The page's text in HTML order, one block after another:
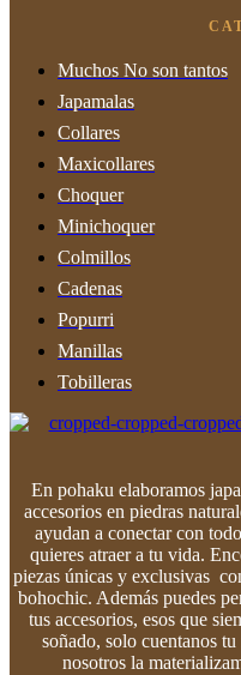
Muchos No son tantos
Japamalas
Collares
Maxicollares
Choquer
Minichoquer
Colmillos
Cadenas
Popurri
Manillas
Tobilleras
En pohaku elaboramos
accesorios en piedras
ayudan a conectar con
quieres atraer a tu vida.
piezas únicas y exclusivas
bohochic. Además puedes
tus accesorios, esos que
soñado, solo cuentanos
nosotros la